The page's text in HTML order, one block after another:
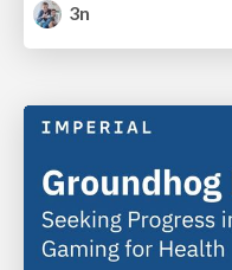
3n